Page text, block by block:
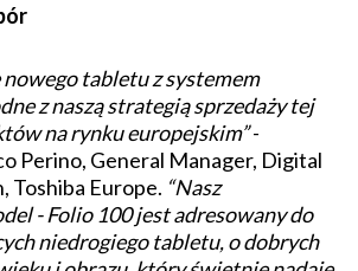
tabletu z systemem
z naszą strategią sprzedaży tej
na rynku europejskim”-
Perino, General Manager, Digital
Toshiba Europe. “Nasz
- Folio 100 jest adresowany do
niedrogiego tabletu, o dobrych